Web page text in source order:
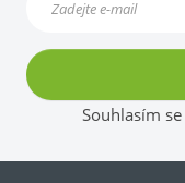
Souhlasím se